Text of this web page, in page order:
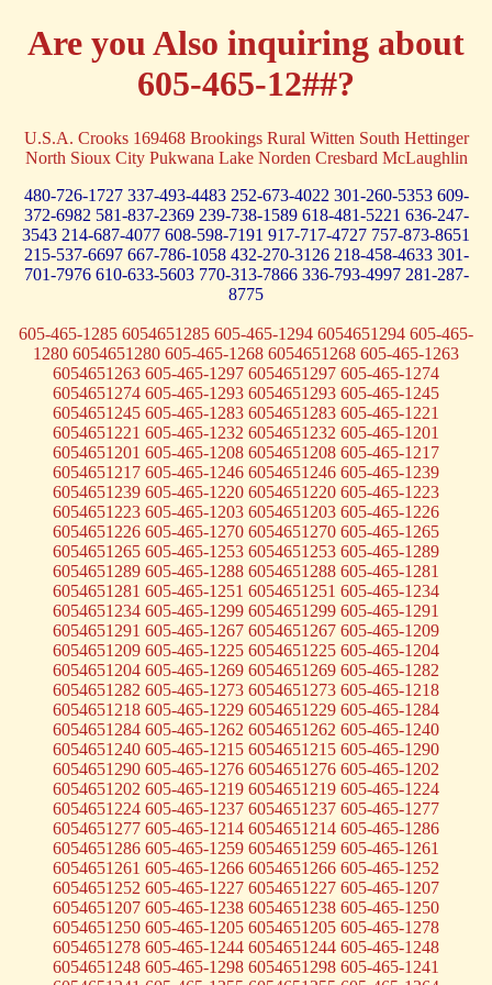
Are you Also inquiring about
605-465-12##?
U.S.A. Crooks 169468 Brookings Rural Witten South Hettinger
North Sioux City Pukwana Lake Norden Cresbard McLaughlin
480-726-1727 337-493-4483 252-673-4022 301-260-5353 609-
372-6982 581-837-2369 239-738-1589 618-481-5221 636-247-
3543 214-687-4077 608-598-7191 917-717-4727 757-873-8651
215-537-6697 667-786-1058 432-270-3126 218-458-4633 301-
701-7976 610-633-5603 770-313-7866 336-793-4997 281-287-
8775
605-465-1285 6054651285 605-465-1294 6054651294 605-465-
1280 6054651280 605-465-1268 6054651268 605-465-1263
6054651263 605-465-1297 6054651297 605-465-1274
6054651274 605-465-1293 6054651293 605-465-1245
6054651245 605-465-1283 6054651283 605-465-1221
6054651221 605-465-1232 6054651232 605-465-1201
6054651201 605-465-1208 6054651208 605-465-1217
6054651217 605-465-1246 6054651246 605-465-1239
6054651239 605-465-1220 6054651220 605-465-1223
6054651223 605-465-1203 6054651203 605-465-1226
6054651226 605-465-1270 6054651270 605-465-1265
6054651265 605-465-1253 6054651253 605-465-1289
6054651289 605-465-1288 6054651288 605-465-1281
6054651281 605-465-1251 6054651251 605-465-1234
6054651234 605-465-1299 6054651299 605-465-1291
6054651291 605-465-1267 6054651267 605-465-1209
6054651209 605-465-1225 6054651225 605-465-1204
6054651204 605-465-1269 6054651269 605-465-1282
6054651282 605-465-1273 6054651273 605-465-1218
6054651218 605-465-1229 6054651229 605-465-1284
6054651284 605-465-1262 6054651262 605-465-1240
6054651240 605-465-1215 6054651215 605-465-1290
6054651290 605-465-1276 6054651276 605-465-1202
6054651202 605-465-1219 6054651219 605-465-1224
6054651224 605-465-1237 6054651237 605-465-1277
6054651277 605-465-1214 6054651214 605-465-1286
6054651286 605-465-1259 6054651259 605-465-1261
6054651261 605-465-1266 6054651266 605-465-1252
6054651252 605-465-1227 6054651227 605-465-1207
6054651207 605-465-1238 6054651238 605-465-1250
6054651250 605-465-1205 6054651205 605-465-1278
6054651278 605-465-1244 6054651244 605-465-1248
6054651248 605-465-1298 6054651298 605-465-1241